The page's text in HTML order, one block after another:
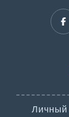
Личный